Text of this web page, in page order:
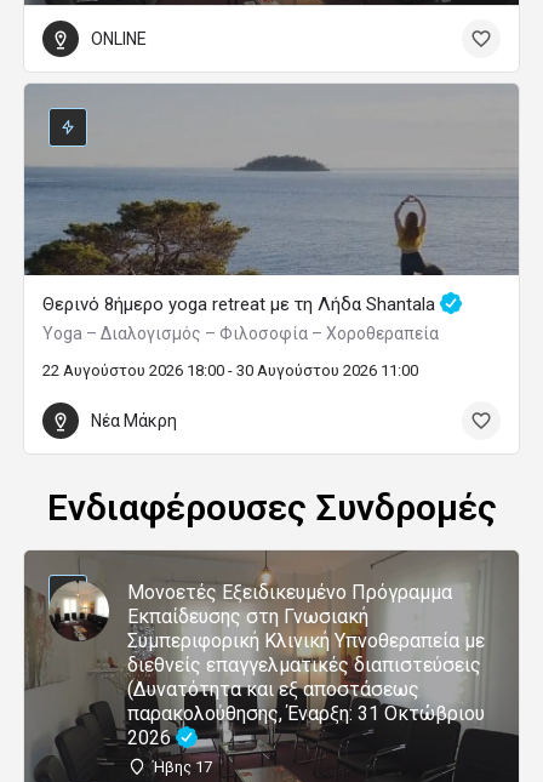
ONLINE
Θερινό 8ήμερο yoga retreat με τη Λήδα Shantala
Yoga – Διαλογισμός – Φιλοσοφία – Χοροθεραπεία
22 Αυγούστου 2026 18:00 - 30 Αυγούστου 2026 11:00
Νέα Μάκρη
Ενδιαφέρουσες Συνδρομές
Μονοετές Εξειδικευμένο Πρόγραμμα
Εκπαίδευσης στη Γνωσιακή
Συμπεριφορική Κλινική Υπνοθεραπεία με
διεθνείς επαγγελματικές διαπιστεύσεις
(Δυνατότητα και εξ αποστάσεως
παρακολούθησης, Έναρξη: 31 Οκτώβριου
2026
Ήβης 17